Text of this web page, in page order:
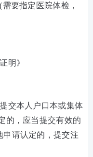
要指定医院体检，
明》
交本人户口本或集体
的，应当提交有效的
申请认定的，提交注